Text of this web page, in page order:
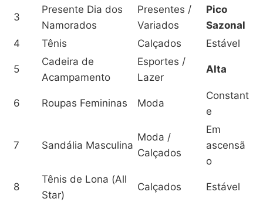
3
Presente Dia dos
Namorados
Presentes /
Variados
Pico
Sazonal
4
Tênis Calçados Estável
5
Cadeira de
Acampamento
Esportes /
Lazer
Alta
6 Roupas Femininas Moda
Constant
e
7 Sandália Masculina
Moda /
Calçados
Em
ascensã
o
8
Tênis de Lona (All
Star)
Calçados Estável